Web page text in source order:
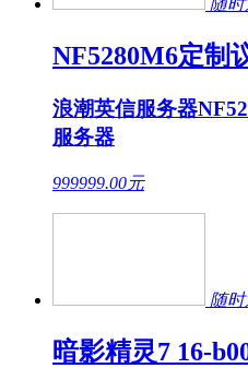
随
NF5280M6定制
浪潮英信服务器
服务器
999999.00元
随
暗影精灵7 16-